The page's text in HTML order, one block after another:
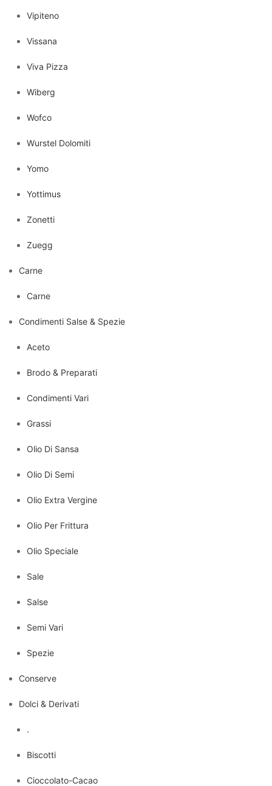
Vipiteno
Vissana
Viva Pizza
Wiberg
Wofco
Wurstel Dolomiti
Yomo
Yottimus
Zonetti
Zuegg
Carne
Carne
Condimenti Salse & Spezie
Aceto
Brodo & Preparati
Condimenti Vari
Grassi
Olio Di Sansa
Olio Di Semi
Olio Extra Vergine
Olio Per Frittura
Olio Speciale
Sale
Salse
Semi Vari
Spezie
Conserve
Dolci & Derivati
.
Biscotti
Cioccolato-Cacao